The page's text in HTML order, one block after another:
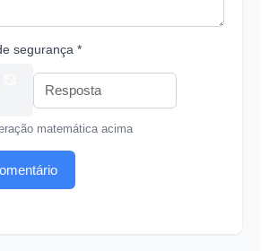
segurança *
matemática acima